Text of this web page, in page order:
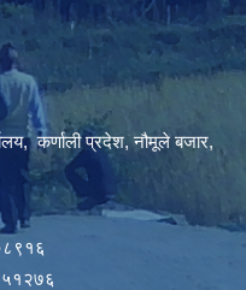
कर्णाली प्रदेश, नौमूले बजार,